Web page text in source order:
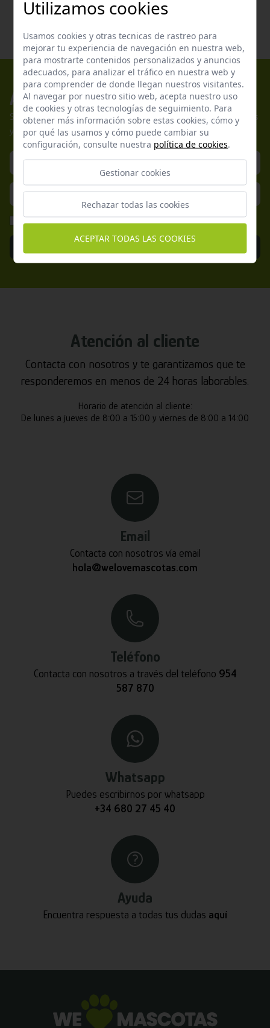
Apúntate a nuestros boletines
Suscríbete a nuestra newsletter y no te pierdas nuestras ofertas
y promociones exclusivas.
He leído y acepto laPolítica de Privacidad
Atención al cliente
Contacta con nosotros y te garantizamos que te
responderemos en menos de 24 horas laborables.
Horario de atención al cliente:
De lunes a jueves de 8:00 a 15:00 y viernes de 8:00 a 14:00
Email
Contacta con nosotros vía email
hola@welovemascotas.com
Teléfono
Contacta con nosotros a través del teléfono 954
587 870
Whatsapp
Puedes escribirnos por whatsapp
+34 680 27 45 40
Ayuda
Encuentra respuesta a todas tus dudas aquí
Utilizamos cookies
Usamos cookies y otras tecnicas de rastreo para
mejorar tu experiencia de navegación en nuestra web,
para mostrarte contenidos personalizados y anuncios
adecuados, para analizar el tráfico en nuestra web y
para comprender de donde llegan nuestros visitantes.
Al navegar por nuestro sitio web, acepta nuestro uso
de cookies y otras tecnologías de seguimiento. Para
obtener más información sobre estas cookies, cómo y
por qué las usamos y cómo puede cambiar su
configuración, consulte nuestra política de cookies.
Gestionar cookies
Rechazar todas las cookies
ACEPTAR TODAS LAS COOKIES